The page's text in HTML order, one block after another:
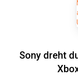
Sony dreht